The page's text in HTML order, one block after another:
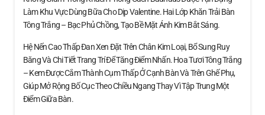
Làm Khu Vực Dùng Bữa Cho Dịp Valentine. Hai Lớp Khăn Trải Bàn
Tông Trắng – Bạc Phủ Chồng, Tạo Bề Mặt Ánh Kim Bắt Sáng.
Hệ Nến Cao Thấp Đan Xen Đặt Trên Chân Kim Loại, Bổ Sung Ruy
Băng Và Chi Tiết Trang Trí Để Tăng Điểm Nhấn. Hoa Tươi Tông Trắng
– Kem Được Cắm Thành Cụm Thấp Ở Cạnh Bàn Và Trên Ghế Phụ,
Giúp Mở Rộng Bố Cục Theo Chiều Ngang Thay Vì Tập Trung Một
Điểm Giữa Bàn.